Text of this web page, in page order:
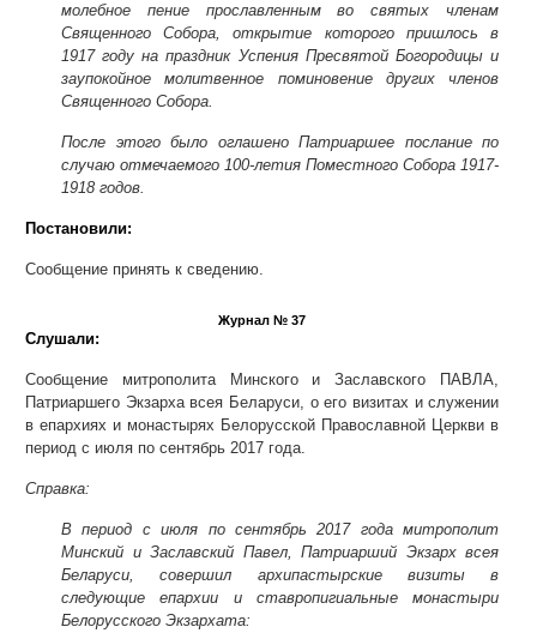
молебное пение прославленным во святых членам
Священного Собора, открытие которого пришлось в
1917 году на праздник Успения Пресвятой Богородицы и
заупокойное молитвенное поминовение других членов
Священного Собора.
После этого было оглашено Патриаршее послание по
случаю отмечаемого 100-летия Поместного Собора 1917-
1918 годов.
Постановили:
Сообщение принять к сведению.
Журнал № 37
Слушали:
Сообщение митрополита Минского и Заславского ПАВЛА,
Патриаршего Экзарха всея Беларуси, о его визитах и служении
в епархиях и монастырях Белорусской Православной Церкви в
период с июля по сентябрь 2017 года.
Справка:
В период с июля по сентябрь 2017 года митрополит
Минский и Заславский Павел, Патриарший Экзарх всея
Беларуси, совершил архипастырские визиты в
следующие епархии и ставропигиальные монастыри
Белорусского Экзархата: